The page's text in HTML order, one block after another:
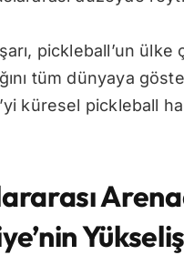
pickleball’un ülke
tüm dünyaya
küresel pickleball